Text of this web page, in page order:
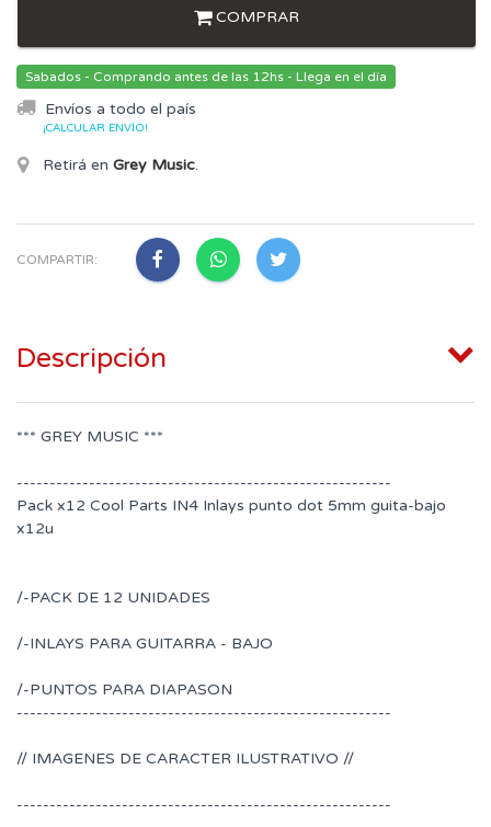
COMPRAR
Sabados - Comprando antes de las 12hs - Llega en el día
Envíos a todo el país
¡CALCULAR ENVÍO!
Retirá en Grey Music.
COMPARTIR:
Descripción
*** GREY MUSIC ***
---------------------------------------------------------
Pack x12 Cool Parts IN4 Inlays punto dot 5mm guita-bajo
x12u
/-PACK DE 12 UNIDADES
/-INLAYS PARA GUITARRA - BAJO
/-PUNTOS PARA DIAPASON
---------------------------------------------------------
// IMAGENES DE CARACTER ILUSTRATIVO //
---------------------------------------------------------